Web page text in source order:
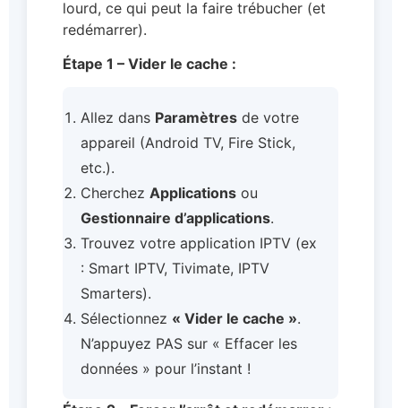
lourd, ce qui peut la faire trébucher (et
redémarrer).
Étape 1 – Vider le cache :
Allez dans Paramètres de votre
appareil (Android TV, Fire Stick,
etc.).
Cherchez Applications ou
Gestionnaire d’applications.
Trouvez votre application IPTV (ex
: Smart IPTV, Tivimate, IPTV
Smarters).
Sélectionnez « Vider le cache ».
N’appuyez PAS sur « Effacer les
données » pour l’instant !